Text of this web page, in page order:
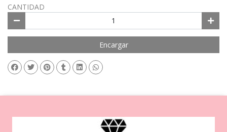
CANTIDAD
Encargar